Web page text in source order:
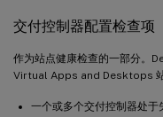
交付控制器配置检查项
作为站点健康检查的一部分。
Virtual Apps and Desktops 站
一个或多个交付控制器处于